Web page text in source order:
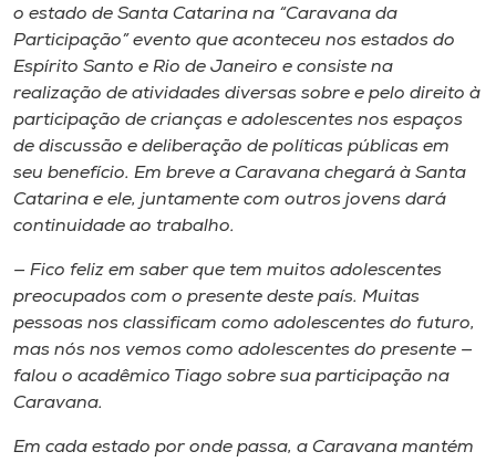
o idioma
A+
A-
o estado de Santa Catarina na “Caravana da
Participação” evento que aconteceu nos estados do
Espírito Santo e Rio de Janeiro e consiste na
realização de atividades diversas sobre e pelo direito à
participação de crianças e adolescentes nos espaços
de discussão e deliberação de políticas públicas em
seu benefício. Em breve a Caravana chegará à Santa
Catarina e ele, juntamente com outros jovens dará
continuidade ao trabalho.
— Fico feliz em saber que tem muitos adolescentes
preocupados com o presente deste país. Muitas
pessoas nos classificam como adolescentes do futuro,
mas nós nos vemos como adolescentes do presente —
falou o acadêmico Tiago sobre sua participação na
Caravana.
Em cada estado por onde passa, a Caravana mantém